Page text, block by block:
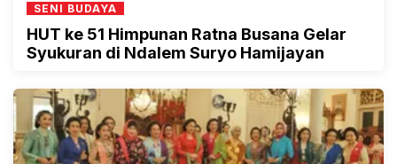
SENI BUDAYA
HUT ke 51 Himpunan Ratna Busana Gelar
Syukuran di Ndalem Suryo Hamijayan